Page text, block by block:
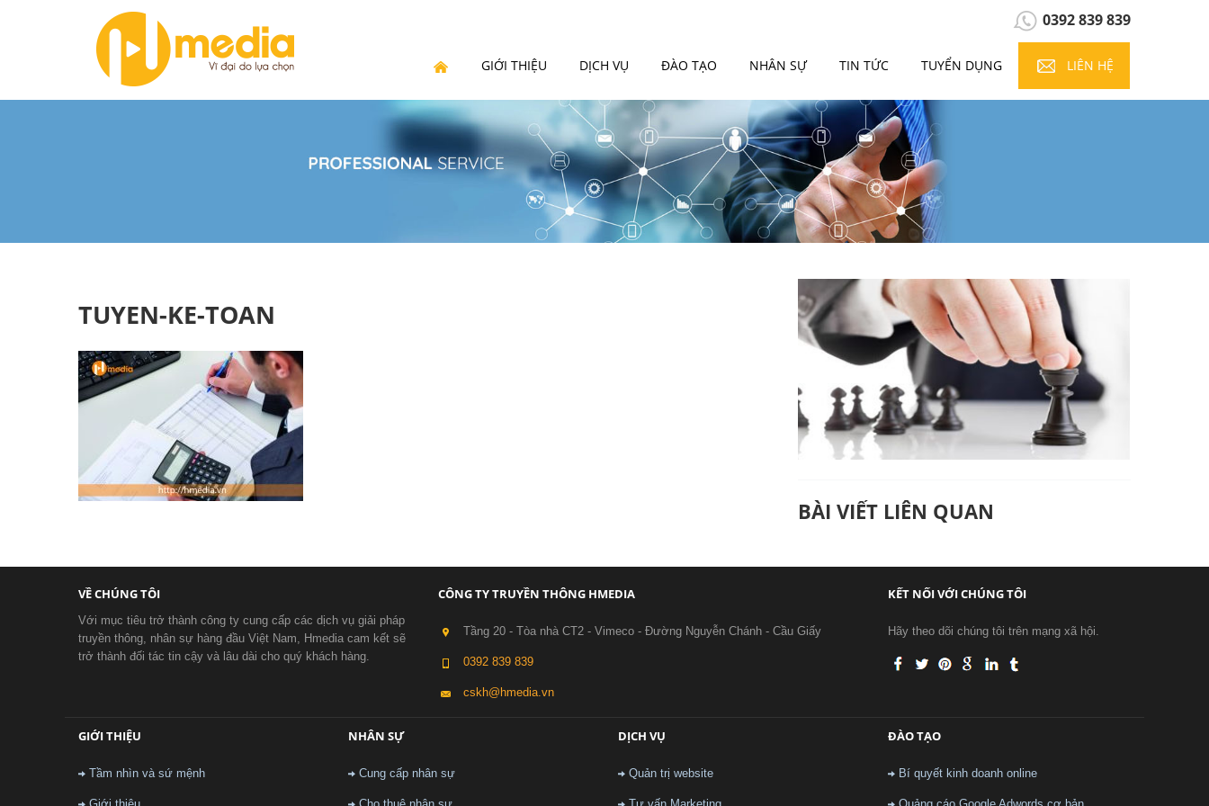
0392 839 839
GIỚI THIỆU DỊCH VỤ ĐÀO TẠO NHÂN SỰ TIN TỨC TUYỂN DỤNG LIÊN HỆ
TUYEN-KE-TOAN
BÀI VIẾT LIÊN QUAN
VỀ CHÚNG TÔI
Với mục tiêu trở thành công ty cung cấp các dịch vụ giải pháp
truyền thông, nhân sự hàng đầu Việt Nam, Hmedia cam kết sẽ
trở thành đối tác tin cậy và lâu dài cho quý khách hàng.
CÔNG TY TRUYỀN THÔNG HMEDIA
Tầng 20 - Tòa nhà CT2 - Vimeco - Đường Nguyễn Chánh - Cầu Giấy
0392 839 839
cskh@hmedia.vn
KẾT NỐI VỚI CHÚNG TÔI
Hãy theo dõi chúng tôi trên mạng xã hội.
GIỚI THIỆU
Tầm nhìn và sứ mệnh
NHÂN SỰ
Cung cấp nhân sự
DỊCH VỤ
Quản trị website
ĐÀO TẠO
Bí quyết kinh doanh online